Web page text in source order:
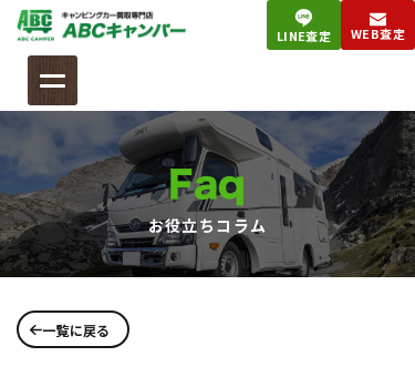
ス
キ
ッ
プ
LINE査定 WEB査定
Faq
お役立ちコラム
一覧に戻る